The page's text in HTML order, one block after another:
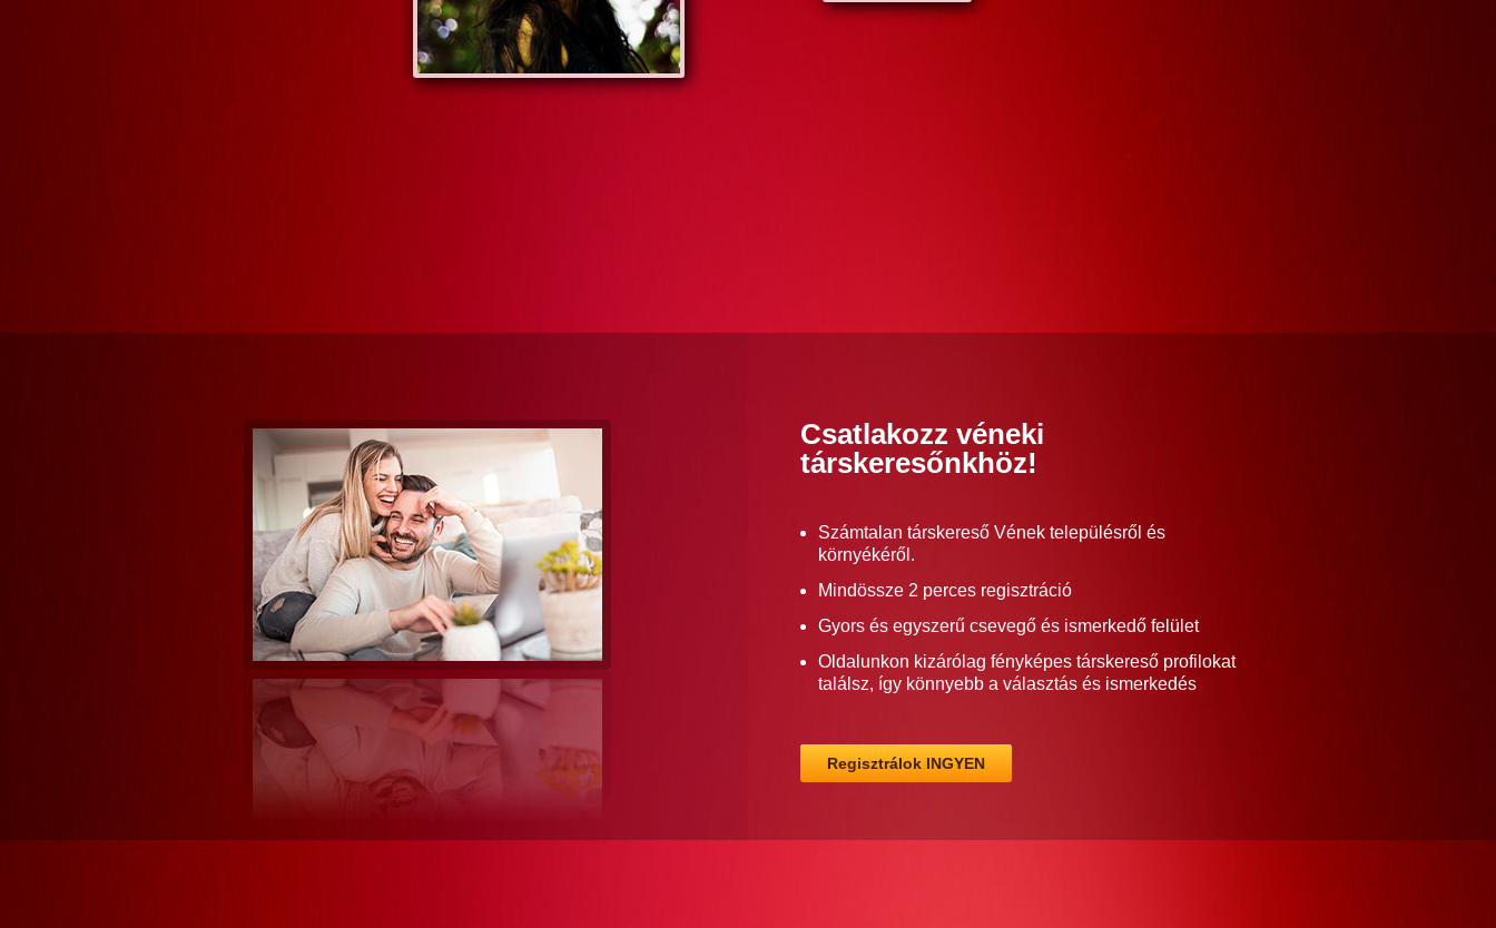
Csatlakozz véneki
társkeresőnkhöz!
Számtalan társkereső Vének településről és
környékéről.
Mindössze 2 perces regisztráció
Gyors és egyszerű csevegő és ismerkedő felület
Oldalunkon kizárólag fényképes társkereső profilokat
találsz, így könnyebb a választás és ismerkedés
Regisztrálok INGYEN